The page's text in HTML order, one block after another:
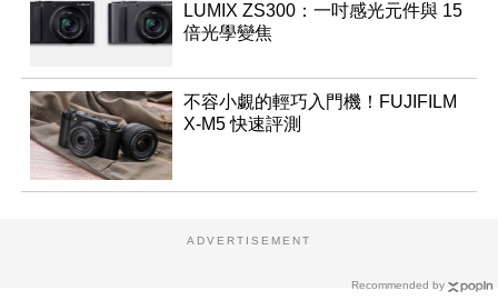
LUMIX ZS300：一吋感光元件與 15
倍光學變焦
不容小覷的輕巧入門機！FUJIFILM
X-M5 快速評測
Recommended by
ADVERTISEMENT